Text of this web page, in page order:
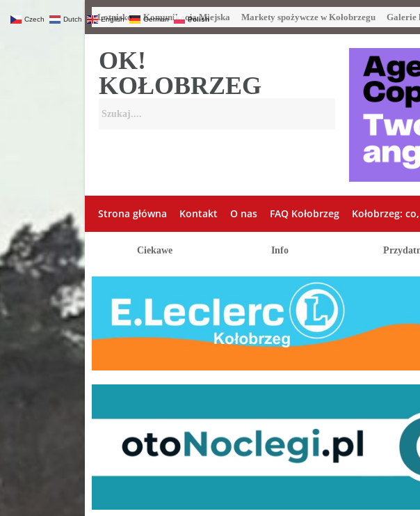
Lotnisko Komunikacja Miejska Markety spożywcze w Kołobrzegu Galerie
OK!
KOŁOBRZEG
Strona główna Kontakt O nas FAQ Kołobrzeg Kołobrzeg:
Ciekawe Info
Czech Dutch English German Polish